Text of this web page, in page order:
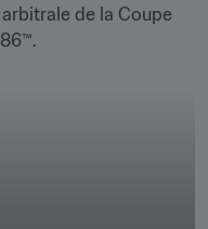
arbitrale de la Coupe